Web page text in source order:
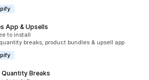
App & Upsells
5095
to install
breaks, product bundles & upsell app
Quantity Breaks